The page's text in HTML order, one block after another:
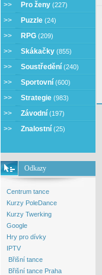
>> Pro ženy (227)
>> Puzzle (24)
>> RPG (209)
>> Skákačky (855)
>> Soustředění (240)
>> Sportovní (600)
>> Strategie (983)
>> Závodní (197)
>> Znalostní (25)
Odkazy
Centrum tance
Kurzy PoleDance
Kurzy Twerking
Google
Hry pro dívky
IPTV
Břišní tance
Břišní tance Praha